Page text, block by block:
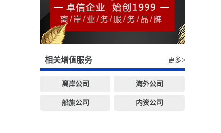
相关增值服务 更多>
离岸公司 海外公司
船旗公司 内资公司